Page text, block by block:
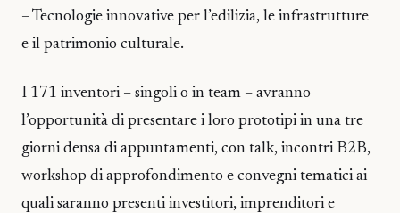
– Tecnologie innovative per l’edilizia, le infrastrutture
e il patrimonio culturale.
I 171 inventori – singoli o in team – avranno
l’opportunità di presentare i loro prototipi in una tre
giorni densa di appuntamenti, con talk, incontri B2B,
workshop di approfondimento e convegni tematici ai
quali saranno presenti investitori, imprenditori e